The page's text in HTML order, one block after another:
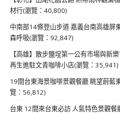
材行(瀏覽：40,800)
中南部14條登山步道 嘉義台南高雄屏
森呼吸(瀏覽：92,847)
【高雄】散步鹽埕第一公有市場與新
再生進駐文青咖啡小店(瀏覽：35,941)
19間台東海景咖啡景觀餐廳 眺望蔚藍
覽：56,812)
台東 12間來台東必訪 人氣特色景觀餐